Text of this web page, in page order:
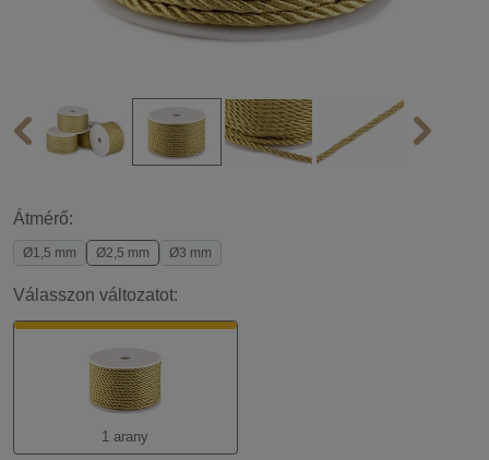
Átmérő:
Ø1,5 mm Ø2,5 mm Ø3 mm
Válasszon változatot:
1 arany